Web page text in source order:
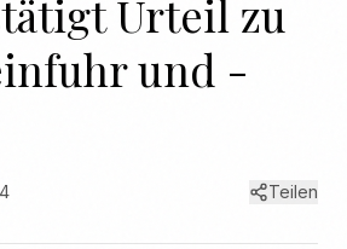
Urteil zu
und -
Teilen